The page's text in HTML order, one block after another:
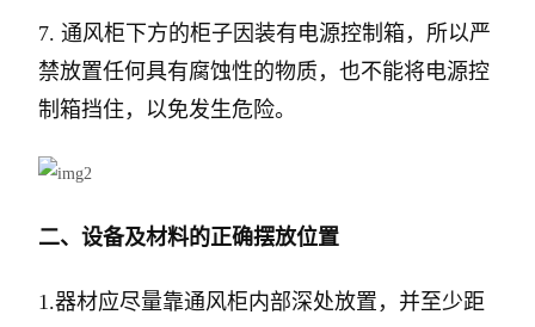
7. 通风柜下方的柜子因装有电源控制箱，所以严
禁放置任何具有腐蚀性的物质，也不能将电源控
制箱挡住，以免发生危险。
二、设备及材料的正确摆放位置
1.器材应尽量靠通风柜内部深处放置，并至少距